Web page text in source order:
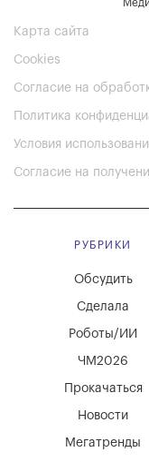
Карта сайта
Cookies
Согласие на
Политика
Условия
Согласие на
РУБРИКИ
Мегатренды
Новости
Обсудить
Сделала
Роботы/ИИ
ЧМ2026
Прокачаться